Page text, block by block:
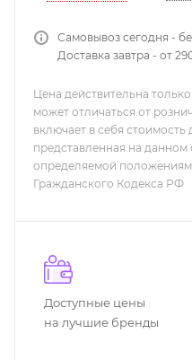
Самовывоз сегодня -
Доставка завтра - от
Цена действительна
может отличаться от
включает в себя
представленная на данном
определяемой
Гражданского Кодекса РФ
Доступные цены
на лучшие бренды